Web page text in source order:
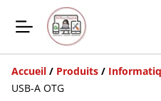
Accueil / Produits /
USB-A OTG